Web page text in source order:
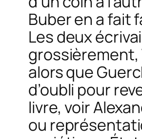
Buber en a fait
Les deux
grossièrement,
alors que
d’oubli pour
livre, voir
ou